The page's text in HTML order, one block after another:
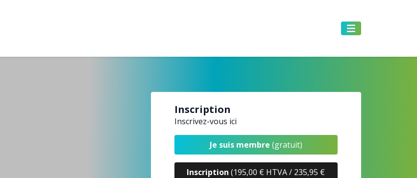
Inscription
Inscrivez-vous ici
Je suis membre (gratuit)
Inscription(195,00 € HTVA / 235,95 €